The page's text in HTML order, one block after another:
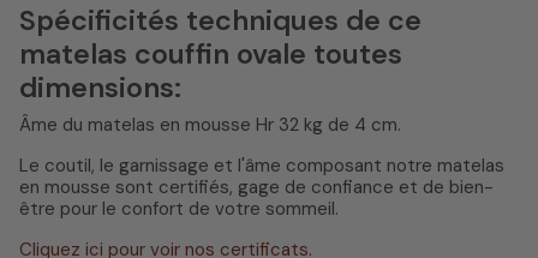
Spécificités techniques de ce
matelas couffin ovale toutes
dimensions:
Âme du matelas en mousse Hr 32 kg de 4 cm.
Le coutil, le garnissage et l'âme composant notre matelas
en mousse sont certifiés, gage de confiance et de bien-
être pour le confort de votre sommeil.
Cliquez ici pour voir nos certificats.